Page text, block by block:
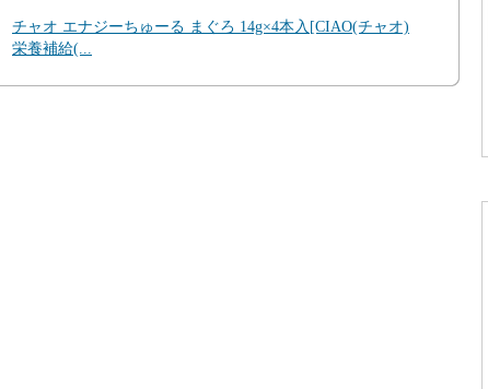
チャオ エナジーちゅーる まぐろ 14g×4本入[CIAO(チャオ)
栄養補給(...